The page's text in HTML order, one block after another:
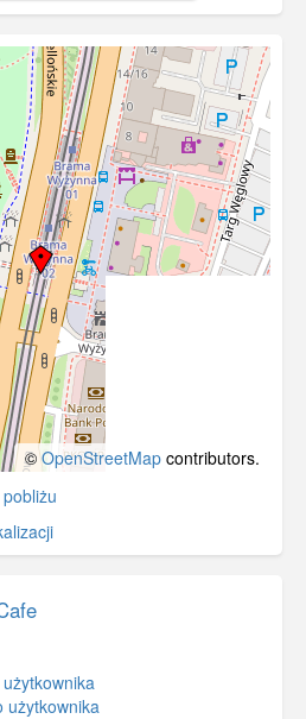
©OpenStreetMap contributors.
użytkownika